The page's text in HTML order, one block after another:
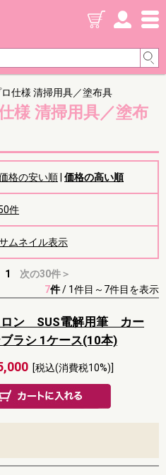
ロ仕様 清掃用具／塗布具
様 清掃用具／塗布
格の安い順 価格の高い順
件
ムネイル表示
1
次の30件＞
7件/ 1件目～7件目を表示
ロン SUS電解用筆 カー
ラシ 1ケース(10本)
[税込(消費税10%)]